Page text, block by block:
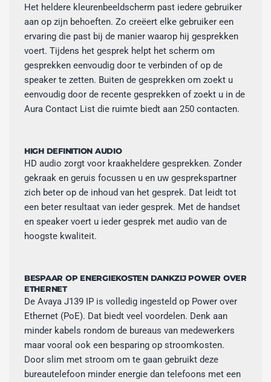
Het heldere kleurenbeeldscherm past iedere gebruiker
aan op zijn behoeften. Zo creëert elke gebruiker een
ervaring die past bij de manier waarop hij gesprekken
voert. Tijdens het gesprek helpt het scherm om
gesprekken eenvoudig door te verbinden of op de
speaker te zetten. Buiten de gesprekken om zoekt u
eenvoudig door de recente gesprekken of zoekt u in de
Aura Contact List die ruimte biedt aan 250 contacten.
HIGH DEFINITION AUDIO
HD audio zorgt voor kraakheldere gesprekken. Zonder
gekraak en geruis focussen u en uw gesprekspartner
zich beter op de inhoud van het gesprek. Dat leidt tot
een beter resultaat van ieder gesprek. Met de handset
en speaker voert u ieder gesprek met audio van de
hoogste kwaliteit.
BESPAAR OP ENERGIEKOSTEN DANKZIJ POWER OVER
ETHERNET
De Avaya J139 IP is volledig ingesteld op Power over
Ethernet (PoE). Dat biedt veel voordelen. Denk aan
minder kabels rondom de bureaus van medewerkers
maar vooral ook een besparing op stroomkosten.
Door slim met stroom om te gaan gebruikt deze
bureautelefoon minder energie dan telefoons met een